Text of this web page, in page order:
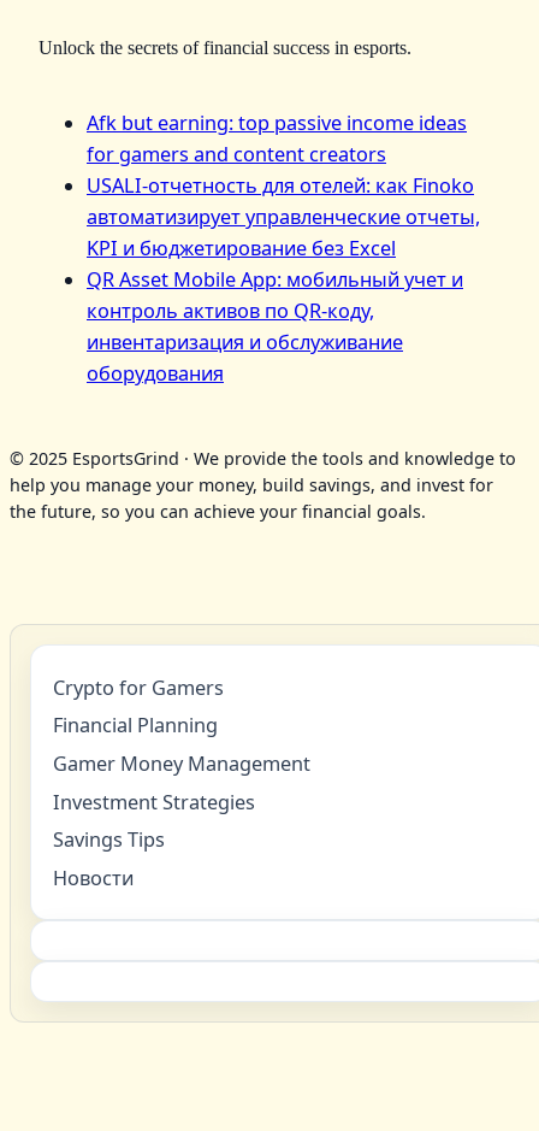
Unlock the secrets of financial success in esports.
Afk but earning: top passive income ideas
for gamers and content creators
USALI-отчетность для отелей: как Finoko
автоматизирует управленческие отчеты,
KPI и бюджетирование без Excel
QR Asset Mobile App: мобильный учет и
контроль активов по QR‑коду,
инвентаризация и обслуживание
оборудования
© 2025 EsportsGrind · We provide the tools and knowledge to
help you manage your money, build savings, and invest for
the future, so you can achieve your financial goals.
Crypto for Gamers
Financial Planning
Gamer Money Management
Investment Strategies
Savings Tips
Новости